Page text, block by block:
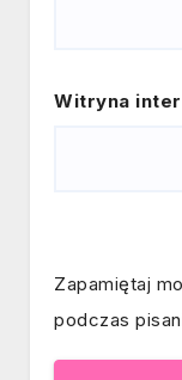
Witryna
Zapamiętaj
podczas